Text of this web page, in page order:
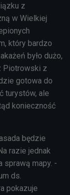
z
w Wielkiej
który bardzo
było dużo,
Piotrowski z
gotowa do
turystów, ale
konieczność
będzie
razie jednak
sprawą mapy. -
ds.
pokazuje